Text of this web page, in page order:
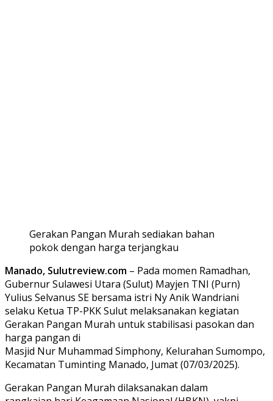
Gerakan Pangan Murah sediakan bahan
pokok dengan harga terjangkau
Manado, Sulutreview.com – Pada momen Ramadhan,
Gubernur Sulawesi Utara (Sulut) Mayjen TNI (Purn)
Yulius Selvanus SE bersama istri Ny Anik Wandriani
selaku Ketua TP-PKK Sulut melaksanakan kegiatan
Gerakan Pangan Murah untuk stabilisasi pasokan dan
harga pangan di
Masjid Nur Muhammad Simphony, Kelurahan Sumompo,
Kecamatan Tuminting Manado, Jumat (07/03/2025).
Gerakan Pangan Murah dilaksanakan dalam